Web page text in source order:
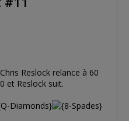
Reslock relance à 60
et Reslock suit.